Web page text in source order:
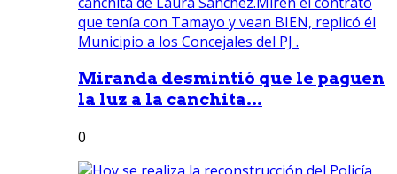
Miranda desmintió que le paguen
la luz a la canchita...
0